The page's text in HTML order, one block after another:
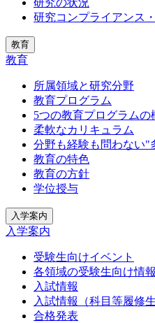
研究の状況
研究コンプライアンス
教育
教育
所属領域と研究分野
教育プログラム
5つの教育プログラム
柔軟なカリキュラム
分野も経験も問わない"
教育の特色
教育の方針
学位授与
入学案内
入学案内
受験生向けイベント
各領域の受験生向け情報
入試情報
入試情報（科目等履修
合格発表